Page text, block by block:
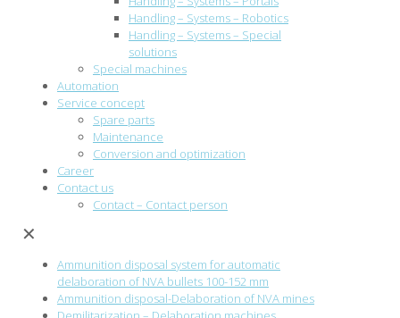
Handling – Systems – Robotics
Handling – Systems – Special
solutions
Special machines
Automation
Service concept
Spare parts
Maintenance
Conversion and optimization
Career
Contact us
Contact – Contact person
✕
Ammunition disposal system for automatic
delaboration of NVA bullets 100-152 mm
Ammunition disposal-Delaboration of NVA mines